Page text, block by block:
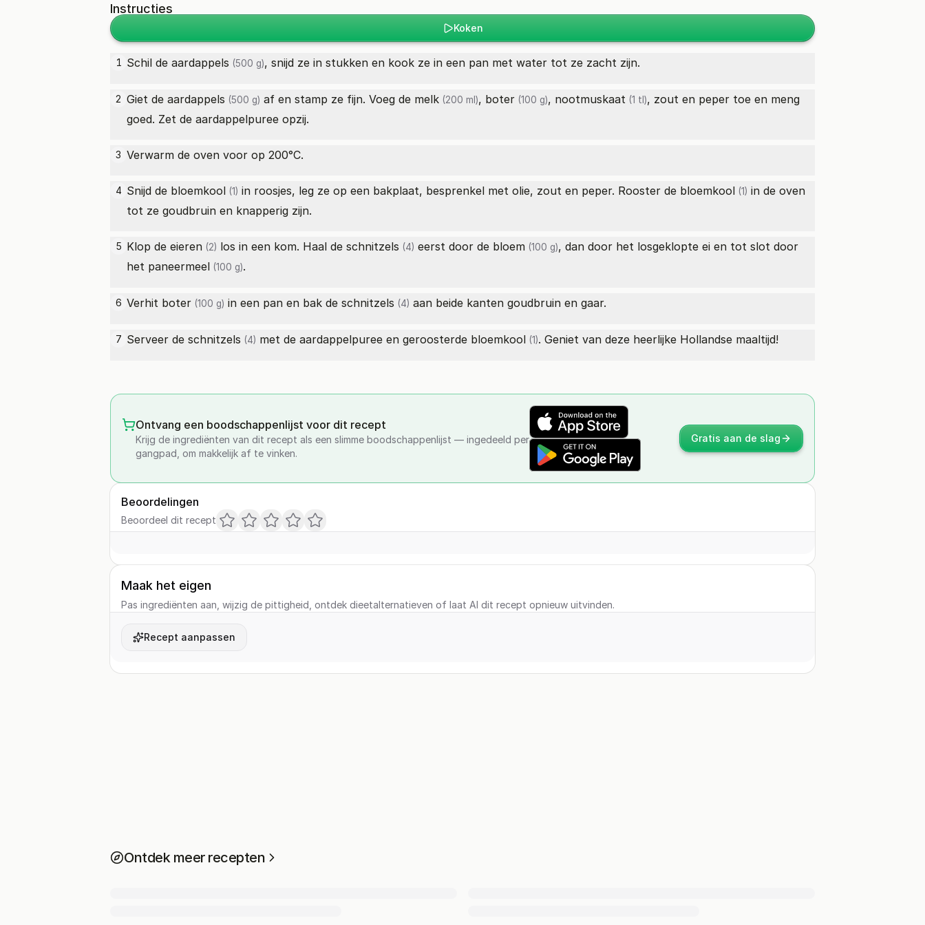
Instructies
Koken
1 Schil de aardappels (500 g), snijd ze in stukken en kook ze in een pan met water tot ze zacht zijn.
2 Giet de aardappels (500 g) af en stamp ze fijn. Voeg de melk (200 ml), boter (100 g), nootmuskaat (1 tl), zout en peper toe en meng
goed. Zet de aardappelpuree opzij.
3 Verwarm de oven voor op 200°C.
4 Snijd de bloemkool (1) in roosjes, leg ze op een bakplaat, besprenkel met olie, zout en peper. Rooster de bloemkool (1) in de oven
tot ze goudbruin en knapperig zijn.
5 Klop de eieren (2) los in een kom. Haal de schnitzels (4) eerst door de bloem (100 g), dan door het losgeklopte ei en tot slot door
het paneermeel (100 g).
6 Verhit boter (100 g) in een pan en bak de schnitzels (4) aan beide kanten goudbruin en gaar.
7 Serveer de schnitzels (4) met de aardappelpuree en geroosterde bloemkool (1). Geniet van deze heerlijke Hollandse maaltijd!
Ontvang een boodschappenlijst voor dit recept
Krijg de ingrediënten van dit recept als een slimme boodschappenlijst — ingedeeld per
gangpad, om makkelijk af te vinken.
Gratis aan de slag
Beoordelingen
Beoordeel dit recept
Maak het eigen
Pas ingrediënten aan, wijzig de pittigheid, ontdek dieetalternatieven of laat AI dit recept opnieuw uitvinden.
Recept aanpassen
Ontdek meer recepten